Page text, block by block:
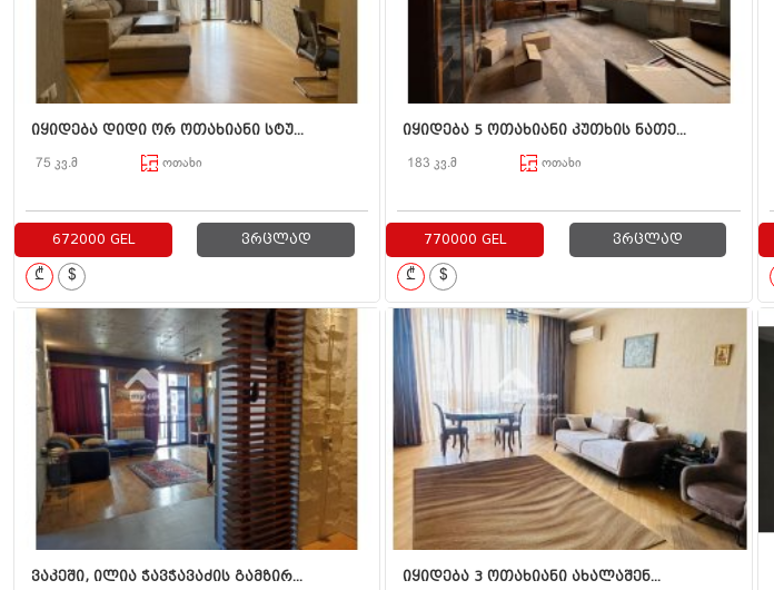
იყიდება დიდი ორ ოთახიანი სტუ...
75 კვ.მ ოთახი
672000 GEL ვრცლად
₾ $
იყიდება 5 ოთახიანი კუთხის ნათე...
183 კვ.მ ოთახი
770000 GEL ვრცლად
₾ $
ვაკეში, ილია ჭავჭავაძის გამზირ... იყიდება 3 ოთახიანი ახალაშენ...